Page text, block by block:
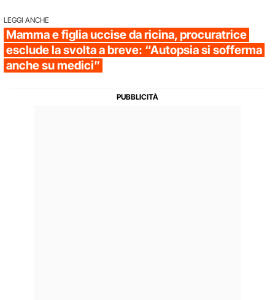
LEGGI ANCHE
Mamma e figlia uccise da ricina, procuratrice
esclude la svolta a breve: “Autopsia si sofferma
anche su medici”